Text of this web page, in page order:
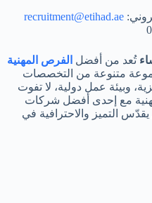
recruitment@etihad.ae
تُعد من أفضل الفرص المهنية
مع توفر مجموعة متنوعة من التخصصات
وبيئة عمل دولية، لا تفوت
مع إحدى أفضل شركات
التميز والاحترافية في